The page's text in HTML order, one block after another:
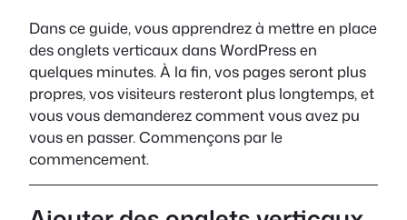
Dans ce guide, vous apprendrez à mettre en place
des onglets verticaux dans WordPress en
quelques minutes. À la fin, vos pages seront plus
propres, vos visiteurs resteront plus longtemps, et
vous vous demanderez comment vous avez pu
vous en passer. Commençons par le
commencement.